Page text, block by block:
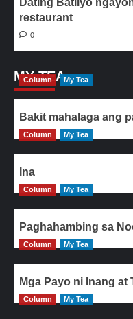
Dating Batilyo
restaurant
0
MY TEA
Column My Tea
Bakit mahalaga ang
Column My Tea
Ina
Column My Tea
Paghahambing sa
Column My Tea
Mga Payo ni Inang at
Column My Tea